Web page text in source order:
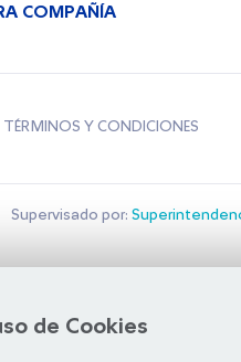
de Cookies
COMPAÑÍA
TÉRMINOS Y CONDICIONES
Supervisado por: